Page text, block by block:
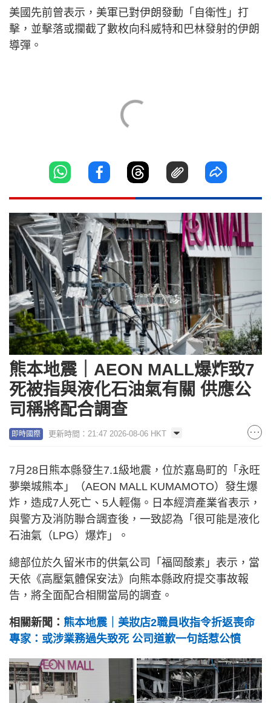
美國先前曾表示，美軍已對伊朗發動「自衛性」打
擊，並擊落或攔截了數枚向科威特和巴林發射的伊朗
導彈。
熊本地震｜AEON MALL爆炸致7
死被指與液化石油氣有關 供應公
司稱將配合調查
即時國際 更新時間：21:47 2026-08-06 HKT
7月28日熊本縣發生7.1級地震，位於嘉島町的「永旺
夢樂城熊本」（AEON MALL KUMAMOTO）發生爆
炸，造成7人死亡、5人輕傷。日本經濟產業省表示，
與警方及消防聯合調查後，一致認為「很可能是液化
石油氣（LPG）爆炸」。
總部位於久留米市的供氣公司「福岡酸素」表示，當
天依《高壓氣體保安法》向熊本縣政府提交事故報
告，將全面配合相關當局的調查。
相關新聞： 熊本地震｜美妝店2職員收指令折返喪命
專家：或涉業務過失致死 公司道歉一句話惹公憤